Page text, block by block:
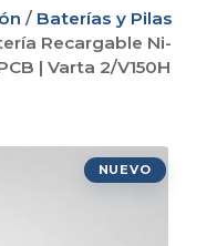
/ Baterías y Pilas
Recargable Ni-
| Varta 2/V150H